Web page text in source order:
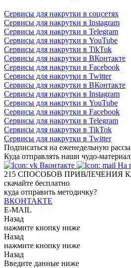
Сервисы для накрутки в соцсетях
Сервисы для накрутки в Instagram
Сервисы для накрутки в Telegram
Сервисы для накрутки в YouTube
Сервисы для накрутки в TikTok
Сервисы для накрутки в ВКонтакте
Сервисы для накрутки в Facebook
Сервисы для накрутки в Twitter
Сервисы для накрутки в ВКонтакте
Сервисы для накрутки в Instagram
Сервисы для накрутки в YouTube
Сервисы для накрутки в Facebook
Сервисы для накрутки в Telegram
Сервисы для накрутки в TikTok
Сервисы для накрутки в Twitter
Подписаться на еженедельную
Куда отправлять наши чудо-
Вконтакте
На
215 СПОСОБОВ ПРИВЛЕЧЕНИЯ
скачайте бесплатно
куда отправить методичку?
ВКОНТАКТЕ
E-MAIL
Назад
нажмите кнопку ниже
Назад
нажмите кнопку ниже
Назад
Введите данные ниже